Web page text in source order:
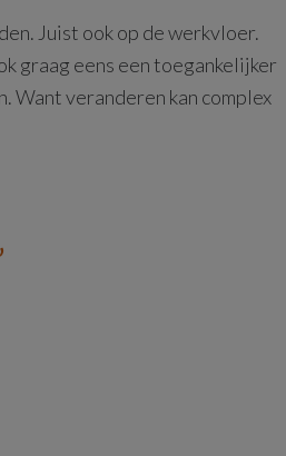
Juist ook op de werkvloer.
graag eens een toegankelijker
Want veranderen kan complex